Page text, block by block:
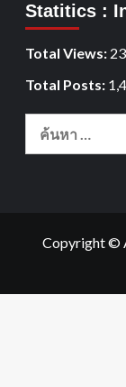
Statitics :
Total Views:
Total Posts:
Copyright ©